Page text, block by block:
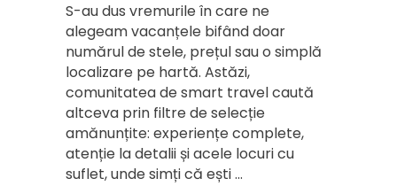
S-au dus vremurile în care ne
alegeam vacanțele bifând doar
numărul de stele, prețul sau o simplă
localizare pe hartă. Astăzi,
comunitatea de smart travel caută
altceva prin filtre de selecție
amănunțite: experiențe complete,
atenție la detalii și acele locuri cu
suflet, unde simți că ești